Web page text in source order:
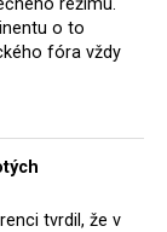
eur
ale jak důl,
zástupci
jako
měla
o to
fóra vždy
tvrdil, že v